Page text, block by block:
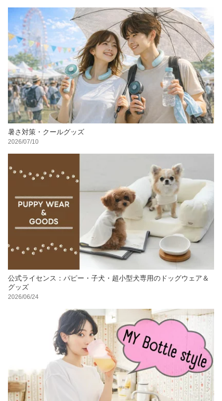
暑さ対策・クールグッズ
2026/07/10
公式ライセンス：パピー・子犬・超小型犬専用のドッグウェア＆
グッズ
2026/06/24